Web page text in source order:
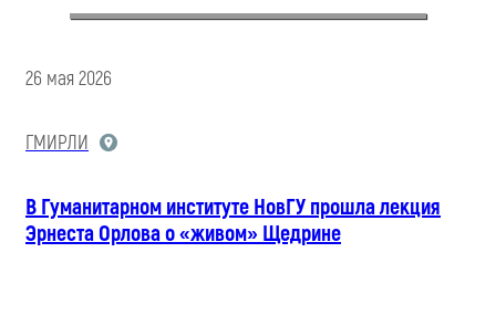
26 мая 2026
ГМИРЛИ
В Гуманитарном институте НовГУ прошла лекция
Эрнеста Орлова о «живом» Щедрине